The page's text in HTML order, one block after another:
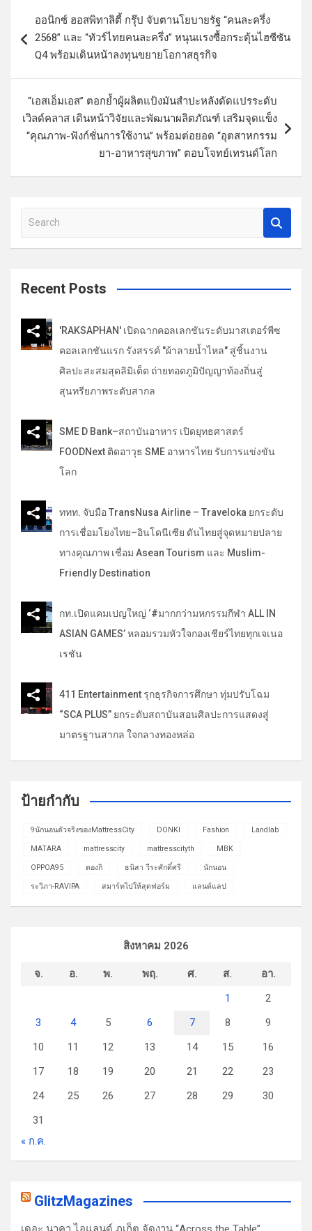
แ
ออนิกซ์ ฮอสพิทาลิตี้ กรุ๊ป จับตานโยบายรัฐ “คนละครึ่ง
2568” และ “ทัวร์ไทยคนละครึ่ง” หนุนแรงซื้อกระตุ้นไฮซีซัน
Q4 พร้อมเดินหน้าลงทุนขยายโอกาสธุรกิจ
“เอสเอ็มเอส” ตอกย้ำผู้ผลิตแป้งมันสำปะหลังดัดแปรระดับ
เวิลด์คลาส เดินหน้าวิจัยและพัฒนาผลิตภัณฑ์ เสริมจุดแข็ง
“คุณภาพ-ฟังก์ชั่นการใช้งาน” พร้อมต่อยอด “อุตสาหกรรม
ยา-อาหารสุขภาพ” ตอบโจทย์เทรนด์โลก
a
cRecent Posts
'RAKSAPHAN' เปิดฉากคอลเลกชันระดับมาสเตอร์พีซ
คอลเลกชันแรก รังสรรค์ "ผ้าลายน้ำไหล" สู่ชิ้นงาน
ศิลปะสะสมสุดลิมิเต็ด ถ่ายทอดภูมิปัญญาท้องถิ่นสู่
สุนทรียภาพระดับสากล
SME D Bank–สถาบันอาหาร เปิดยุทธศาสตร์
FOODNext ติดอาวุธ SME อาหารไทย รับการแข่งขัน
โลก
ททท. จับมือ TransNusa Airline – Traveloka ยกระดับ
การเชื่อมโยงไทย–อินโดนีเซีย ดันไทยสู่จุดหมายปลาย
ทางคุณภาพ เชื่อม Asean Tourism และ Muslim-
Friendly Destination
กท.เปิดแคมเปญใหญ่ ‘#มากกว่ามหกรรมกีฬา ALL IN
ASIAN GAMES’ หลอมรวมหัวใจกองเชียร์ไทยทุกเจเนอ
เรชัน
411 Entertainment รุกธุรกิจการศึกษา ทุ่มปรับโฉม
“SCA PLUS” ยกระดับสถาบันสอนศิลปะการแสดงสู่
มาตรฐานสากล ใจกลางทองหล่อ
ป้ายกำกับ
9นักนอนตัวจริงของMattressCity DONKI Fashion Landlab
MATARA mattresscity mattresscityth MBK
OPPOA95 ดองกิ ธนิสา วีระศักดิ์ศรี นักนอน
ระวิภา-RAVIPA สมาร์ทไปให้สุดฟอร์ม แลนด์แลป
สิงหาคม 2026
จ. อ. พ. พฤ. ศ. ส.
อา.
1
2
3
4 5 6 7 8
9
10
11 12 13 14 15
16
17
18 19 20 21 22
23
24
25 26 27 28 29
30
31
« ก.ค.
GlitzMagazines